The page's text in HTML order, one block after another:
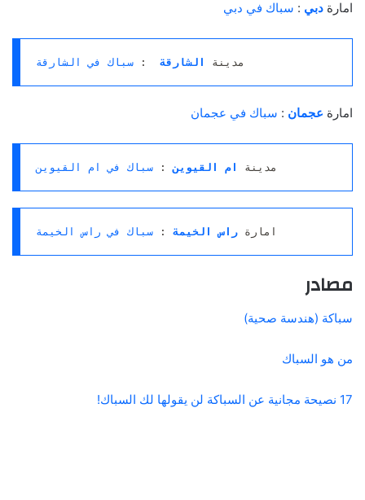
امارة دبي : سباك في دبي
مدينة الشارقة : سباك في الشارقة
امارة عجمان : سباك في عجمان
مدينة ام القيوين : سباك في ام القيوين
امارة راس الخيمة : سباك في راس الخيمة
مصادر
سباكة (هندسة صحية)
من هو السباك
17 نصيحة مجانية عن السباكة لن يقولها لك السباك!